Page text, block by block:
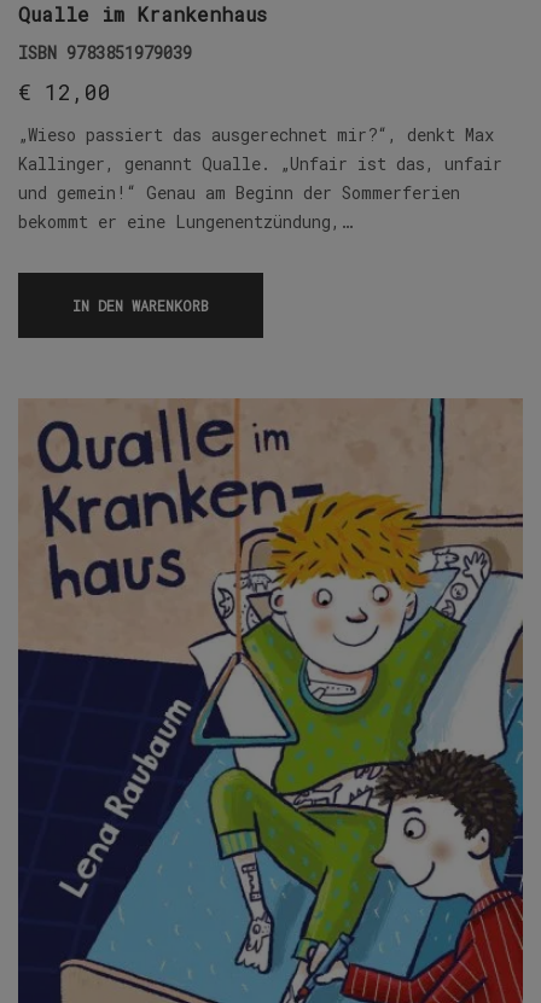
Qualle im Krankenhaus
ISBN 9783851979039
€ 12,00
„Wieso passiert das ausgerechnet mir?“, denkt Max
Kallinger, genannt Qualle. „Unfair ist das, unfair
und gemein!“ Genau am Beginn der Sommerferien
bekommt er eine Lungenentzündung,…
IN DEN WARENKORB